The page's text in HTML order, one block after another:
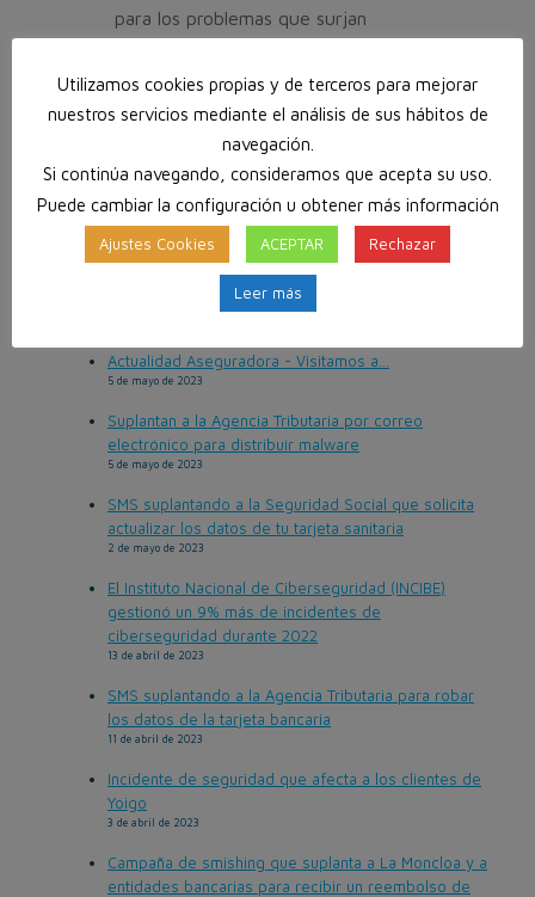
para los problemas que surjan
Entradas recientes
Actualidad Aseguradora - Visitamos a...
5 de mayo de 2023
Suplantan a la Agencia Tributaria por correo
electrónico para distribuir malware
5 de mayo de 2023
SMS suplantando a la Seguridad Social que solicita
actualizar los datos de tu tarjeta sanitaria
2 de mayo de 2023
El Instituto Nacional de Ciberseguridad (INCIBE)
gestionó un 9% más de incidentes de
ciberseguridad durante 2022
13 de abril de 2023
SMS suplantando a la Agencia Tributaria para robar
los datos de la tarjeta bancaria
11 de abril de 2023
Incidente de seguridad que afecta a los clientes de
Yoigo
3 de abril de 2023
Campaña de smishing que suplanta a La Moncloa y a
entidades bancarias para recibir un reembolso de
Utilizamos cookies propias y de terceros para mejorar
nuestros servicios mediante el análisis de sus hábitos de
navegación.
Si continúa navegando, consideramos que acepta su uso.
Puede cambiar la configuración u obtener más información
Ajustes Cookies ACEPTAR Rechazar
Leer más